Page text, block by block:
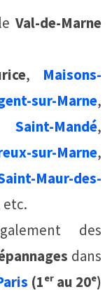
Val-de-Marne
, Maisons-
sur-Marne,
Saint-Mandé,
sur-Marne,
Maur-des-
etc.
des
dans
(1ᵉʳ au 20ᵉ)